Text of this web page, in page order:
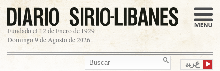
Fundado el 12 de Enero de 1929
Domingo 9 de Agosto de 2026
ﻉﺮﺒﻳ